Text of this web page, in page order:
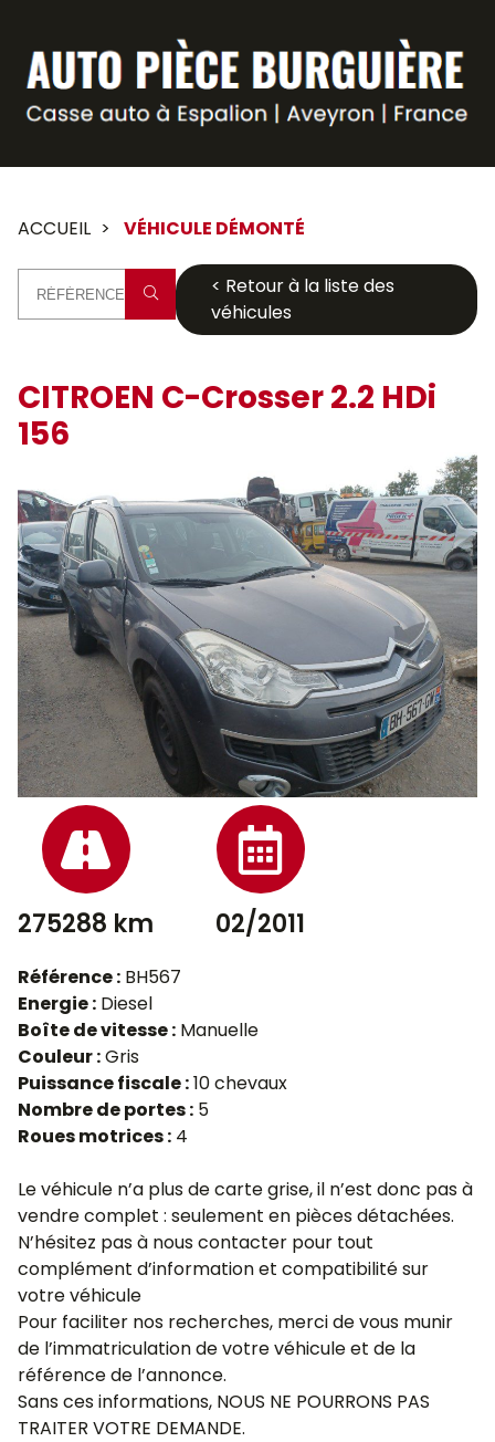
ACCUEIL VÉHICULE DÉMONTÉ
< Retour à la liste des
véhicules
CITROEN C-Crosser 2.2 HDi
156
275288 km 02/2011
Référence : BH567
Energie : Diesel
Boîte de vitesse : Manuelle
Couleur :Gris
Puissance fiscale :10 chevaux
Nombre de portes : 5
Roues motrices : 4
Le véhicule n’a plus de carte grise, il n’est donc pas à
vendre complet : seulement en pièces détachées.
N’hésitez pas à nous contacter pour tout
complément d’information et compatibilité sur
votre véhicule
Pour faciliter nos recherches, merci de vous munir
de l’immatriculation de votre véhicule et de la
référence de l’annonce.
Sans ces informations, NOUS NE POURRONS PAS
TRAITER VOTRE DEMANDE.